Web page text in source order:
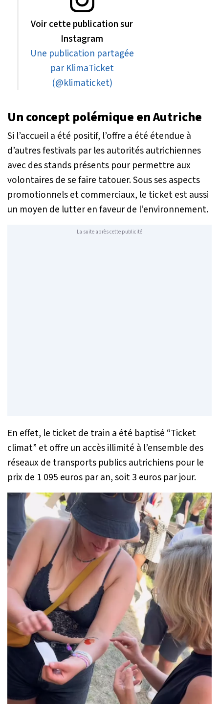
Voir cette publication sur
Instagram
Une publication partagée
par KlimaTicket
(@klimaticket)
Un concept polémique en Autriche
Si l’accueil a été positif, l’offre a été étendue à
d’autres festivals par les autorités autrichiennes
avec des stands présents pour permettre aux
volontaires de se faire tatouer. Sous ses aspects
promotionnels et commerciaux, le ticket est aussi
un moyen de lutter en faveur de l’environnement.
La suite après cette publicité
En effet, le ticket de train a été baptisé “Ticket
climat” et offre un accès illimité à l’ensemble des
réseaux de transports publics autrichiens pour le
prix de 1 095 euros par an, soit 3 euros par jour.